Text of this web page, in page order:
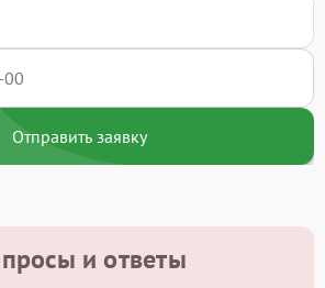
Отправить заявку
и ответы